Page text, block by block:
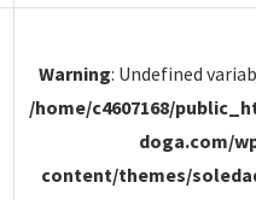
Warning: Undefined
/home/c4607168/
doga.com/
content/themes/